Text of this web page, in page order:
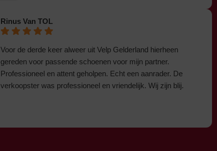
Rinus Van TOL
Voor de derde keer alweer uit Velp Gelderland hierheen
gereden voor passende schoenen voor mijn partner.
Professioneel en attent geholpen. Echt een aanrader. De
verkoopster was professioneel en vriendelijk. Wij zijn blij.